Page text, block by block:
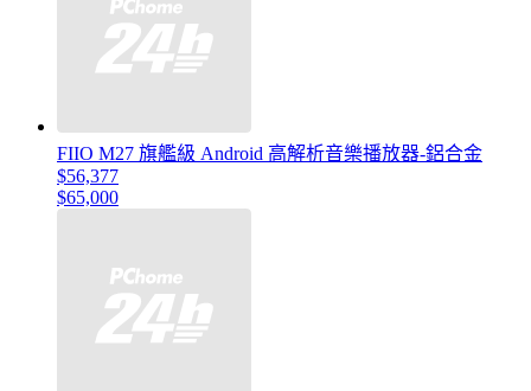
FIIO M27 旗艦級 Android 高解析音樂播放器-鋁合金
$56,377
$65,000